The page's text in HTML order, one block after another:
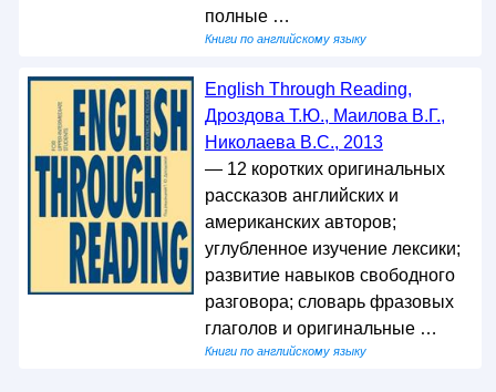
полные …
Книги по английскому языку
English Through Reading,
Дроздова Т.Ю., Маилова В.Г.,
Николаева В.С., 2013
— 12 коротких оригинальных
рассказов английских и
американских авторов;
углубленное изучение лексики;
развитие навыков свободного
разговора; словарь фразовых
глаголов и оригинальные …
Книги по английскому языку